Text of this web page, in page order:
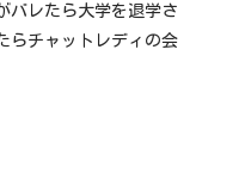
バレたら大学を退学さ
らチャットレディの会